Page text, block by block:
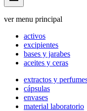
ver menu principal
activos
excipientes
bases y jarabes
aceites y ceras
extractos y
cápsulas
envases
material laboratorio